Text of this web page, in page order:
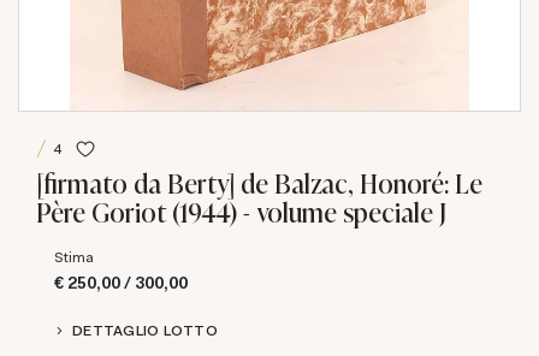
4
[firmato da Berty] de Balzac, Honoré: Le
Père Goriot (1944) - volume speciale J
Stima
€ 250,00 / 300,00
DETTAGLIO LOTTO